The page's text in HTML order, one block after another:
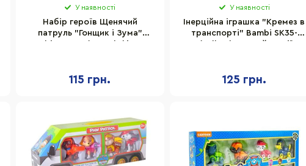
У наявності
Набір героїв Щенячий
патруль "Гонщик і Зума"
115 грн.
У наявності
Інерційна іграшка "Кремез в
транспорті" Bambi SK35-
125 грн.